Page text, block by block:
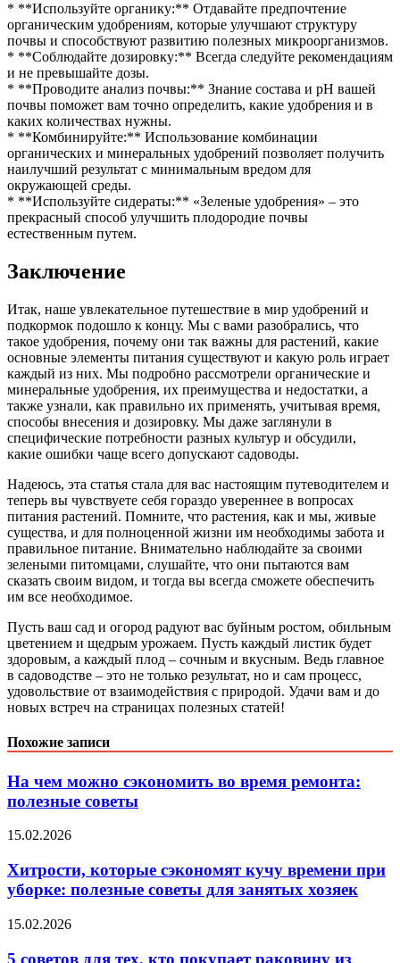
* **Используйте органику:** Отдавайте предпочтение
органическим удобрениям, которые улучшают структуру
почвы и способствуют развитию полезных микроорганизмов.
* **Соблюдайте дозировку:** Всегда следуйте рекомендациям
и не превышайте дозы.
* **Проводите анализ почвы:** Знание состава и pH вашей
почвы поможет вам точно определить, какие удобрения и в
каких количествах нужны.
* **Комбинируйте:** Использование комбинации
органических и минеральных удобрений позволяет получить
наилучший результат с минимальным вредом для
окружающей среды.
* **Используйте сидераты:** «Зеленые удобрения» – это
прекрасный способ улучшить плодородие почвы
естественным путем.
Заключение
Итак, наше увлекательное путешествие в мир удобрений и
подкормок подошло к концу. Мы с вами разобрались, что
такое удобрения, почему они так важны для растений, какие
основные элементы питания существуют и какую роль играет
каждый из них. Мы подробно рассмотрели органические и
минеральные удобрения, их преимущества и недостатки, а
также узнали, как правильно их применять, учитывая время,
способы внесения и дозировку. Мы даже заглянули в
специфические потребности разных культур и обсудили,
какие ошибки чаще всего допускают садоводы.
Надеюсь, эта статья стала для вас настоящим путеводителем и
теперь вы чувствуете себя гораздо увереннее в вопросах
питания растений. Помните, что растения, как и мы, живые
существа, и для полноценной жизни им необходимы забота и
правильное питание. Внимательно наблюдайте за своими
зелеными питомцами, слушайте, что они пытаются вам
сказать своим видом, и тогда вы всегда сможете обеспечить
им все необходимое.
Пусть ваш сад и огород радуют вас буйным ростом, обильным
цветением и щедрым урожаем. Пусть каждый листик будет
здоровым, а каждый плод – сочным и вкусным. Ведь главное
в садоводстве – это не только результат, но и сам процесс,
удовольствие от взаимодействия с природой. Удачи вам и до
новых встреч на страницах полезных статей!
Похожие записи
На чем можно сэкономить во время ремонта:
полезные советы
15.02.2026
Хитрости, которые сэкономят кучу времени при
уборке: полезные советы для занятых хозяек
15.02.2026
5 советов для тех, кто покупает раковину из